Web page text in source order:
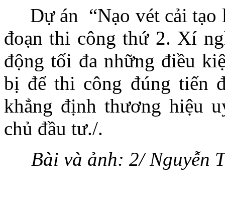
Dự án “Nạo vét cải tạo
đoạn thi công thứ 2. Xí
động tối đa những điều
bị để thi công đúng tiến
khẳng định thương hiệu
chủ đầu tư./.
Bài và ảnh: 2/ Nguyễn